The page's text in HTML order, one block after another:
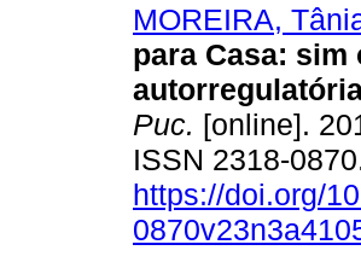
MOREIRA,
para Casa: sim
Puc. [online].
ISSN 2318-
https://doi.org/